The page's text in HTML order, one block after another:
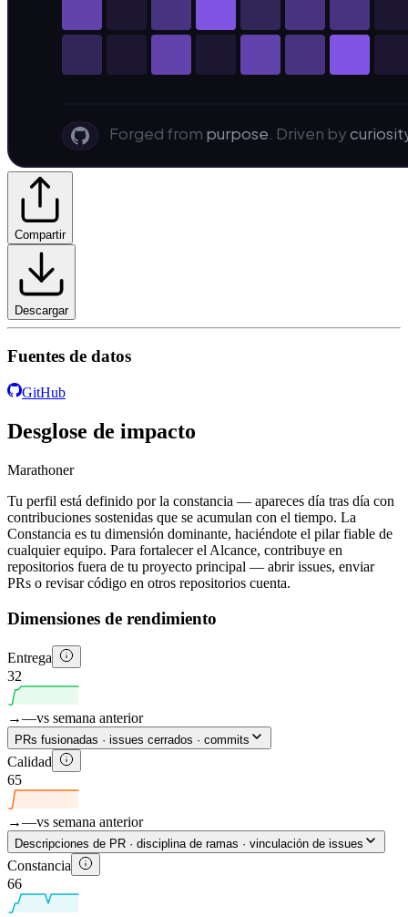
Forged from purpose . Driven by
Compartir
Descargar
Fuentes de datos
GitHub
Desglose de impacto
Marathoner
Tu perfil está definido por la constancia — apareces día tras día con
contribuciones sostenidas que se acumulan con el tiempo. La
Constancia es tu dimensión dominante, haciéndote el pilar fiable de
cualquier equipo. Para fortalecer el Alcance, contribuye en
repositorios fuera de tu proyecto principal — abrir issues, enviar
PRs o revisar código en otros repositorios cuenta.
Dimensiones de rendimiento
Entrega
32
→—vs semana anterior
PRs fusionadas · issues cerrados · commits
Calidad
65
→—vs semana anterior
Descripciones de PR · disciplina de ramas · vinculación de issues
Constancia
66